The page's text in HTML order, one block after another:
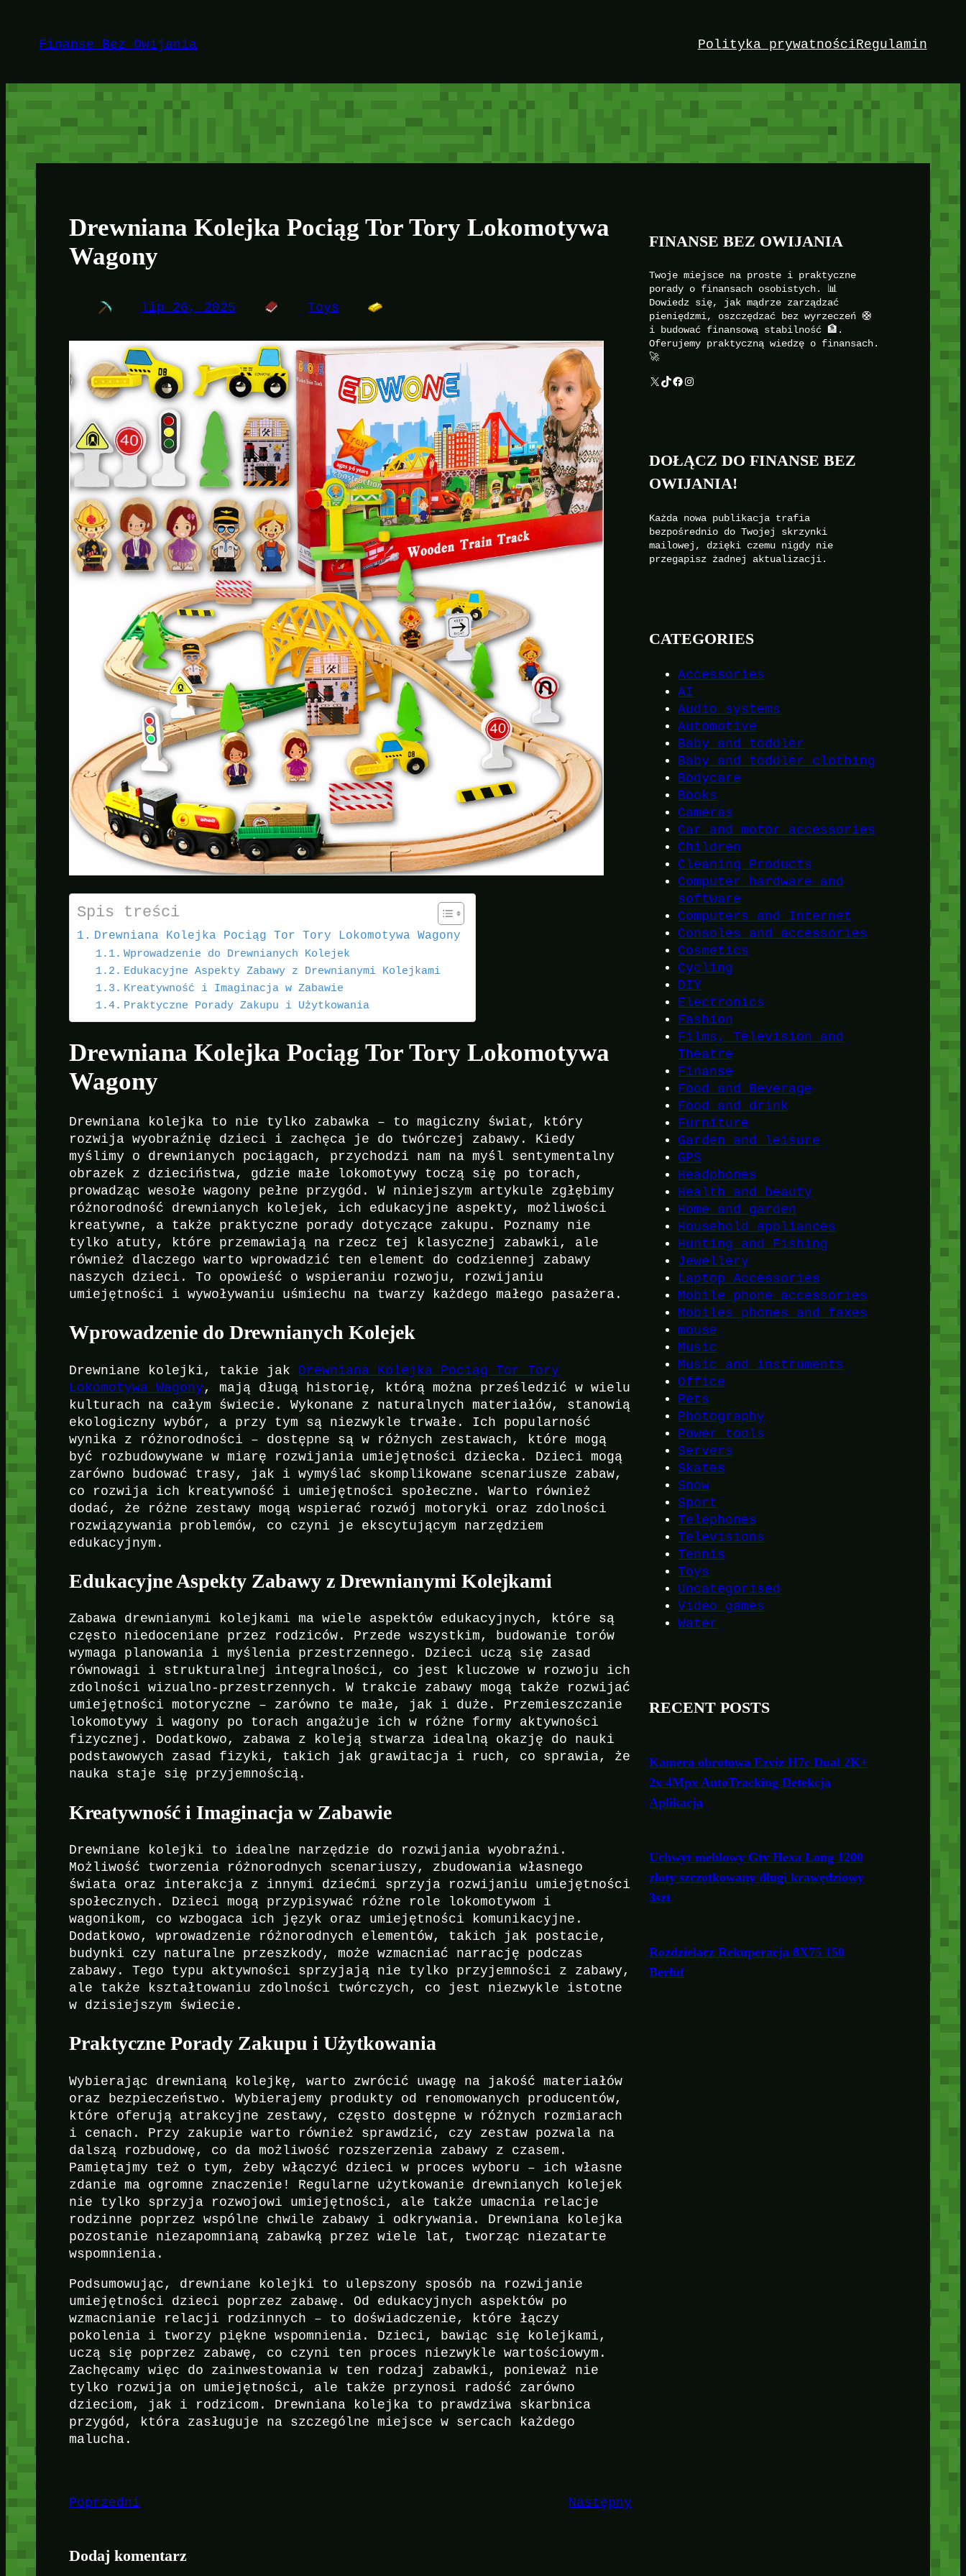
treściFinanse Bez Owijania Polityka prywatnościRegulamin
Drewniana Kolejka Pociąg Tor Tory Lokomotywa
Wagony
lip 26, 2025 Toys
Spis treści
Drewniana Kolejka Pociąg Tor Tory Lokomotywa Wagony
Wprowadzenie do Drewnianych Kolejek
Edukacyjne Aspekty Zabawy z Drewnianymi Kolejkami
Kreatywność i Imaginacja w Zabawie
Praktyczne Porady Zakupu i Użytkowania
Drewniana Kolejka Pociąg Tor Tory Lokomotywa
Wagony
Drewniana kolejka to nie tylko zabawka – to magiczny świat, który
rozwija wyobraźnię dzieci i zachęca je do twórczej zabawy. Kiedy
myślimy o drewnianych pociągach, przychodzi nam na myśl sentymentalny
obrazek z dzieciństwa, gdzie małe lokomotywy toczą się po torach,
prowadząc wesołe wagony pełne przygód. W niniejszym artykule zgłębimy
różnorodność drewnianych kolejek, ich edukacyjne aspekty, możliwości
kreatywne, a także praktyczne porady dotyczące zakupu. Poznamy nie
tylko atuty, które przemawiają na rzecz tej klasycznej zabawki, ale
również dlaczego warto wprowadzić ten element do codziennej zabawy
naszych dzieci. To opowieść o wspieraniu rozwoju, rozwijaniu
umiejętności i wywoływaniu uśmiechu na twarzy każdego małego pasażera.
Wprowadzenie do Drewnianych Kolejek
Drewniane kolejki, takie jak Drewniana Kolejka Pociąg Tor Tory
Lokomotywa Wagony , mają długą historię, którą można prześledzić w wielu
kulturach na całym świecie. Wykonane z naturalnych materiałów, stanowią
ekologiczny wybór, a przy tym są niezwykle trwałe. Ich popularność
wynika z różnorodności – dostępne są w różnych zestawach, które mogą
być rozbudowywane w miarę rozwijania umiejętności dziecka. Dzieci mogą
zarówno budować trasy, jak i wymyślać skomplikowane scenariusze zabaw,
co rozwija ich kreatywność i umiejętności społeczne. Warto również
dodać, że różne zestawy mogą wspierać rozwój motoryki oraz zdolności
rozwiązywania problemów, co czyni je ekscytującym narzędziem
edukacyjnym.
Edukacyjne Aspekty Zabawy z Drewnianymi Kolejkami
Zabawa drewnianymi kolejkami ma wiele aspektów edukacyjnych, które są
często niedoceniane przez rodziców. Przede wszystkim, budowanie torów
wymaga planowania i myślenia przestrzennego. Dzieci uczą się zasad
równowagi i strukturalnej integralności, co jest kluczowe w rozwoju ich
zdolności wizualno-przestrzennych. W trakcie zabawy mogą także rozwijać
umiejętności motoryczne – zarówno te małe, jak i duże. Przemieszczanie
lokomotywy i wagony po torach angażuje ich w różne formy aktywności
fizycznej. Dodatkowo, zabawa z koleją stwarza idealną okazję do nauki
podstawowych zasad fizyki, takich jak grawitacja i ruch, co sprawia, że
nauka staje się przyjemnością.
Kreatywność i Imaginacja w Zabawie
Drewniane kolejki to idealne narzędzie do rozwijania wyobraźni.
Możliwość tworzenia różnorodnych scenariuszy, zbudowania własnego
świata oraz interakcja z innymi dziećmi sprzyja rozwijaniu umiejętności
społecznych. Dzieci mogą przypisywać różne role lokomotywom i
wagonikom, co wzbogaca ich język oraz umiejętności komunikacyjne.
Dodatkowo, wprowadzenie różnorodnych elementów, takich jak postacie,
budynki czy naturalne przeszkody, może wzmacniać narrację podczas
zabawy. Tego typu aktywności sprzyjają nie tylko przyjemności z zabawy,
ale także kształtowaniu zdolności twórczych, co jest niezwykle istotne
w dzisiejszym świecie.
Praktyczne Porady Zakupu i Użytkowania
Wybierając drewnianą kolejkę, warto zwrócić uwagę na jakość materiałów
oraz bezpieczeństwo. Wybierajemy produkty od renomowanych producentów,
które oferują atrakcyjne zestawy, często dostępne w różnych rozmiarach
i cenach. Przy zakupie warto również sprawdzić, czy zestaw pozwala na
dalszą rozbudowę, co da możliwość rozszerzenia zabawy z czasem.
Pamiętajmy też o tym, żeby włączyć dzieci w proces wyboru – ich własne
zdanie ma ogromne znaczenie! Regularne użytkowanie drewnianych kolejek
nie tylko sprzyja rozwojowi umiejętności, ale także umacnia relacje
rodzinne poprzez wspólne chwile zabawy i odkrywania. Drewniana kolejka
pozostanie niezapomnianą zabawką przez wiele lat, tworząc niezatarte
wspomnienia.
Podsumowując, drewniane kolejki to ulepszony sposób na rozwijanie
umiejętności dzieci poprzez zabawę. Od edukacyjnych aspektów po
wzmacnianie relacji rodzinnych – to doświadczenie, które łączy
pokolenia i tworzy piękne wspomnienia. Dzieci, bawiąc się kolejkami,
uczą się poprzez zabawę, co czyni ten proces niezwykle wartościowym.
Zachęcamy więc do zainwestowania w ten rodzaj zabawki, ponieważ nie
tylko rozwija on umiejętności, ale także przynosi radość zarówno
dzieciom, jak i rodzicom. Drewniana kolejka to prawdziwa skarbnica
przygód, która zasługuje na szczególne miejsce w sercach każdego
malucha.
Poprzedni Następny
Dodaj komentarz
FINANSE BEZ OWIJANIA
Twoje miejsce na proste i praktyczne
porady o finansach osobistych. 📊
Dowiedz się, jak mądrze zarządzać
pieniędzmi, oszczędzać bez wyrzeczeń 🛟
i budować finansową stabilność 🏦.
Oferujemy praktyczną wiedzę o finansach.
🚀
X TikTok Facebook Instagram
DOŁĄCZ DO FINANSE BEZ
OWIJANIA!
Każda nowa publikacja trafia
bezpośrednio do Twojej skrzynki
mailowej, dzięki czemu nigdy nie
przegapisz żadnej aktualizacji.
CATEGORIES
Accessories
AI
Audio systems
Automotive
Baby and toddler
Baby and toddler clothing
Bodycare
Books
Cameras
Car and motor accessories
Children
Cleaning Products
Computer hardware and
software
Computers and Internet
Consoles and accessories
Cosmetics
Cycling
DIY
Electronics
Fashion
Films, Television and
Theatre
Finanse
Food and Beverage
Food and drink
Furniture
Garden and leisure
GPS
Headphones
Health and beauty
Home and garden
Household appliances
Hunting and Fishing
Jewellery
Laptop Accessories
Mobile phone accessories
Mobiles phones and faxes
mouse
Music
Music and instruments
Office
Pets
Photography
Power tools
Servers
Skates
Snow
Sport
Telephones
Televisions
Tennis
Toys
Uncategorised
Video games
Water
RECENT POSTS
Kamera obrotowa Ezviz H7c Dual 2K+
2x 4Mpx AutoTracking Detekcja
Aplikacja
Uchwyt meblowy Gtv Hexa Long 1200
złoty szczotkowany długi krawędziowy
3szt
Rozdzielacz Rekuperacja 8X75 150
Berluf